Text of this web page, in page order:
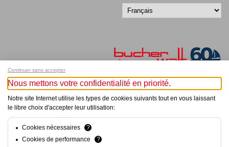
Inscrivez-vous à notre newsletter !
© Bucher+Walt 2011-2026
Tous droits réservés - Informations non contractuelles
Continuer sans accepter
Nous mettons votre confidentialité en priorité.
Notre site Internet utilise les types de cookies suivants tout en vous laissant
le libre choix d'accepter leur utilisation:
Cookies nécessaires
?
Cookies de performance
?